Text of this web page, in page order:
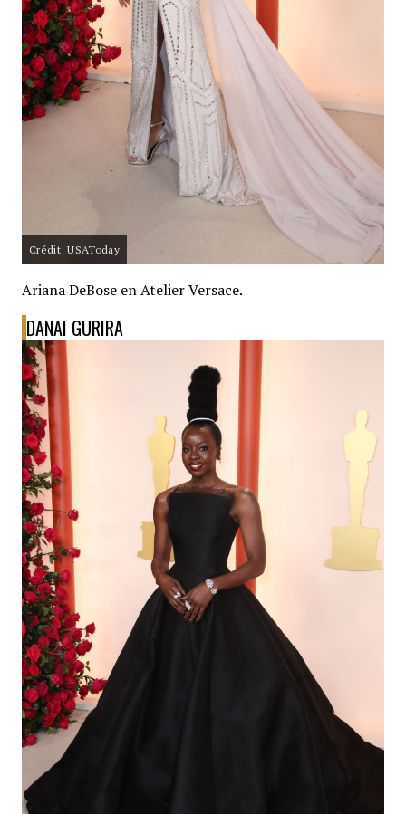
Crédit: USAToday
Ariana DeBose en Atelier Versace.
DANAI GURIRA